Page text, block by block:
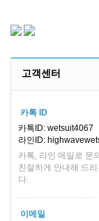
고객센터
카톡 ID
카톡ID: wetsuit4067
라인ID:
카톡, 라인 메일로 문
친절하게 안내해 드리
다.
이메일